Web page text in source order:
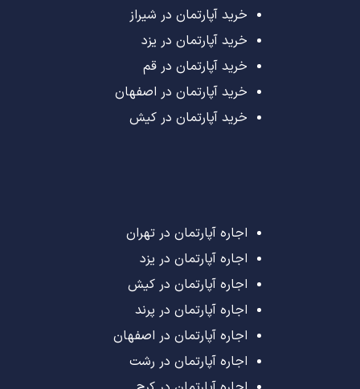
خرید آپارتمان در شیراز
خرید آپارتمان در یزد
خرید آپارتمان در قم
خرید آپارتمان در اصفهان
خرید آپارتمان در کیش
اجاره آپارتمان در تهران
اجاره آپارتمان در یزد
اجاره آپارتمان در کیش
اجاره آپارتمان در پرند
اجاره آپارتمان در اصفهان
اجاره آپارتمان در رشت